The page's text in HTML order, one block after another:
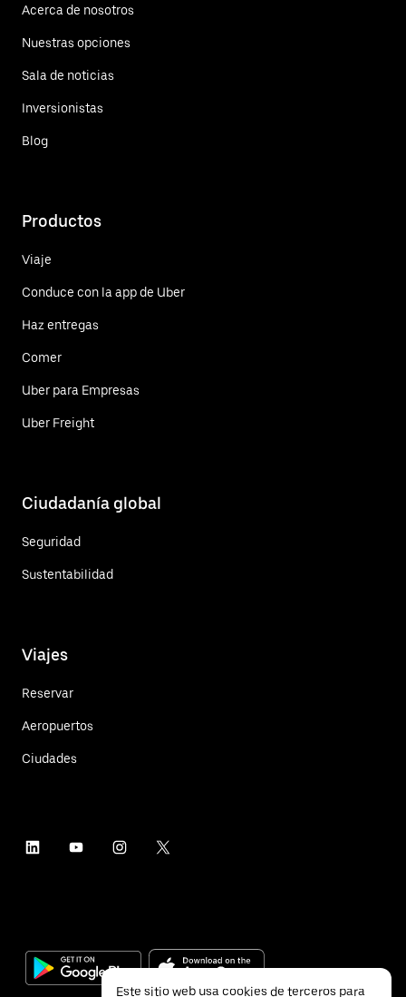
Acerca de nosotros
Nuestras opciones
Sala de noticias
Inversionistas
Blog
Productos
Viaje
Conduce con la app de Uber
Haz entregas
Comer
Uber para Empresas
Uber Freight
Ciudadanía global
Seguridad
Sustentabilidad
Viajes
Reservar
Aeropuertos
Ciudades
Este sitio web usa cookies de terceros para